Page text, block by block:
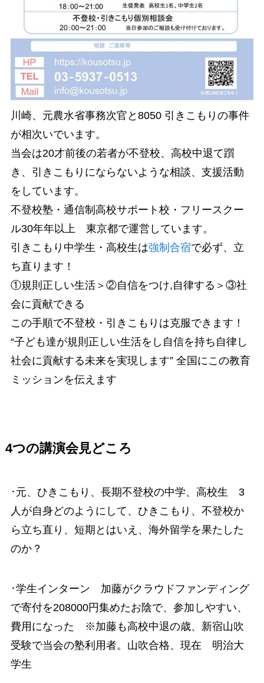
川崎、元農水省事務次官と8050 引きこもりの事件
が相次いでいます。
当会は20才前後の若者が不登校、高校中退て躓
き、引きこもりにならないような相談、支援活動
をしています。
不登校塾・通信制高校サポート校・フリースクー
ル30年年以上 東京都で運営しています。
引きこもり中学生・高校生は強制合宿で必ず、立
ち直ります！
①規則正しい生活＞②自信をつけ,自律する＞③社
会に貢献できる
この手順で不登校・引きこもりは克服できます！
“子ども達が規則正しい生活をし自信を持ち自律し
社会に貢献する未来を実現します” 全国にこの教育
ミッションを伝えます
4つの講演会見どころ
･元、ひきこもり、長期不登校の中学、高校生 3
人が自身どのようにして、ひきこもり、不登校か
ら立ち直り、短期とはいえ、海外留学を果たした
のか？
･学生インターン 加藤がクラウドファンディング
で寄付を208000円集めたお陰で、参加しやすい、
費用になった ※加藤も高校中退の歳、新宿山吹
受験で当会の塾利用者。山吹合格、現在 明治大
学生